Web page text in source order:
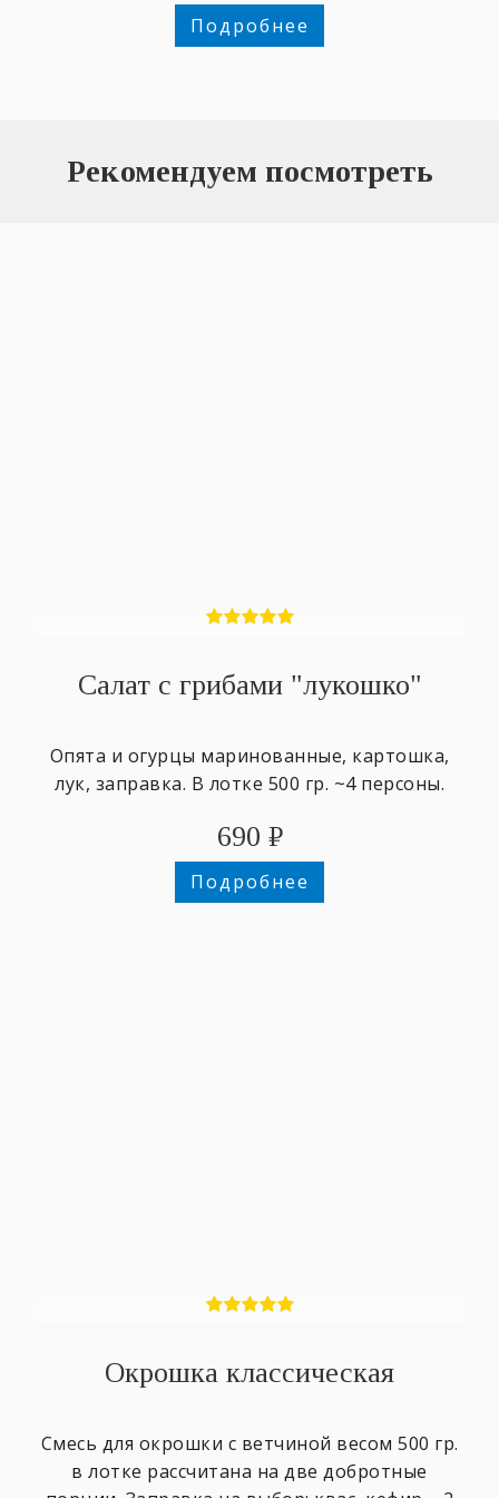
Подробнее
Рекомендуем посмотреть
Салат с грибами "лукошко"
Опята и огурцы маринованные, картошка,
лук, заправка. В лотке 500 гр. ~4 персоны.
690 ₽
Подробнее
Окрошка классическая
Смесь для окрошки с ветчиной весом ​500 гр.
в лотке ​рассчитана на две добротные